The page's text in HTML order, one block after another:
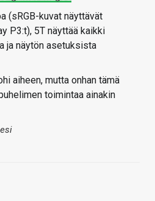
(sRGB-kuvat näyttävät
P3:t), 5T näyttää kaikki
ja näytön asetuksista
aiheen, mutta onhan tämä
toimintaa ainakin